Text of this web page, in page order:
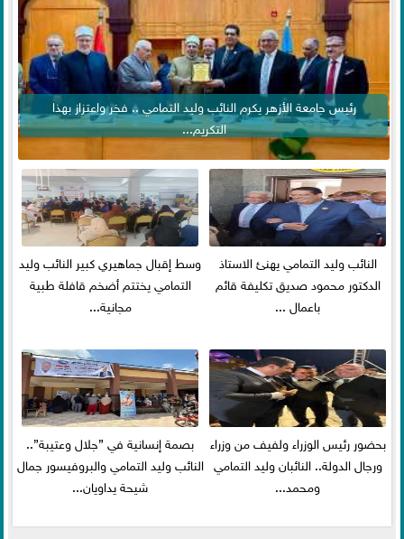
رئيس جامعة الأزهر يكرم النائب وليد التمامي .. فخر واعتزاز بهذا
التكريم...
النائب وليد التمامي يهنئ الاستاذ
الدكتور محمود صديق تكليفة قائم
باعمال ...
وسط إقبال جماهيري كبير النائب وليد
التمامي يختتم أضخم قافلة طبية
مجانية...
بحضور رئيس الوزراء ولفيف من وزراء
ورجال الدولة.. النائبان وليد التمامي
ومحمد...
بصمة إنسانية في ”جلال وعتيبة”..
النائب وليد التمامي والبروفيسور جمال
شيحة يداويان...